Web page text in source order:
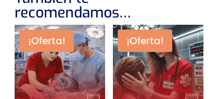
recomendamos…
¡Oferta! ¡Oferta!